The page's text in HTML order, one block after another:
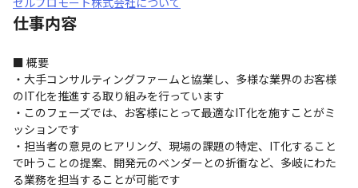
仕事内容
■ 概要
・大手コンサルティングファームと協業し、多様な業界のお客様
のIT化を推進する取り組みを行っています
・このフェーズでは、お客様にとって最適なIT化を施すことがミ
ッションです
・担当者の意見のヒアリング、現場の課題の特定、IT化すること
で叶うことの提案、開発元のベンダーとの折衝など、多岐にわた
る業務を担当することが可能です